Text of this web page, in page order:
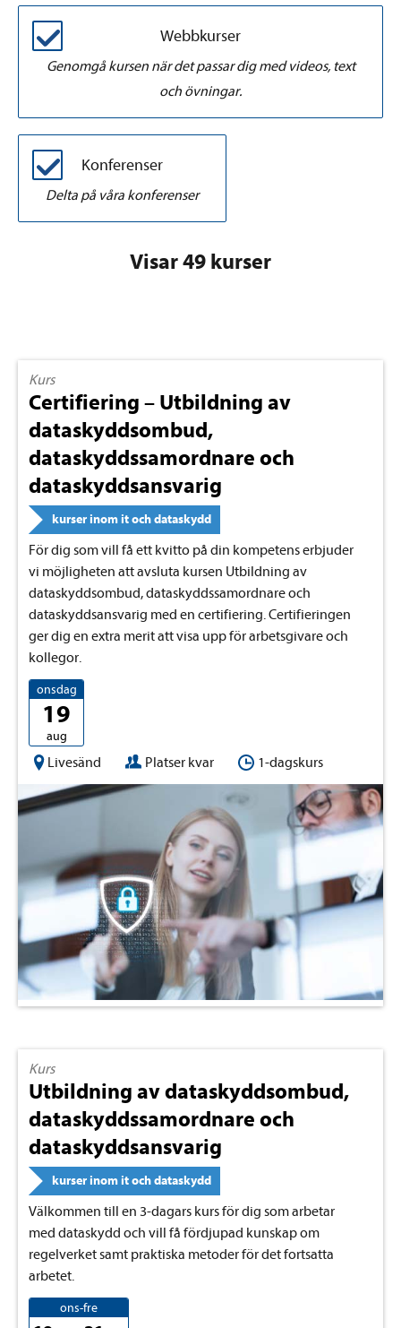
Webbkurser
Genomgå kursen när det passar dig med videos, text
och övningar.
Konferenser
Delta på våra konferenser
Visar 49 kurser
Kurs
Certifiering – Utbildning av
dataskyddsombud,
dataskyddssamordnare och
dataskyddsansvarig
kurser inom it och dataskydd
För dig som vill få ett kvitto på din kompetens erbjuder
vi möjligheten att avsluta kursen Utbildning av
dataskyddsombud, dataskyddssamordnare och
dataskyddsansvarig med en certifiering. Certifieringen
ger dig en extra merit att visa upp för arbetsgivare och
kollegor.
onsdag
19
aug
Livesänd Platser kvar 1-dagskurs
Kurs
Utbildning av dataskyddsombud,
dataskyddssamordnare och
dataskyddsansvarig
kurser inom it och dataskydd
Välkommen till en 3-dagars kurs för dig som arbetar
med dataskydd och vill få fördjupad kunskap om
regelverket samt praktiska metoder för det fortsatta
arbetet.
ons-fre